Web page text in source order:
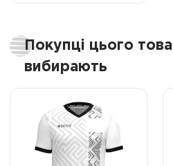
Покупці цього
вибирають